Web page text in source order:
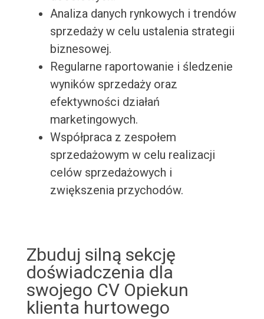
Analiza danych rynkowych i trendów
sprzedaży w celu ustalenia strategii
biznesowej.
Regularne raportowanie i śledzenie
wyników sprzedaży oraz
efektywności działań
marketingowych.
Współpraca z zespołem
sprzedażowym w celu realizacji
celów sprzedażowych i
zwiększenia przychodów.
Zbuduj silną sekcję
doświadczenia dla
swojego CV Opiekun
klienta hurtowego